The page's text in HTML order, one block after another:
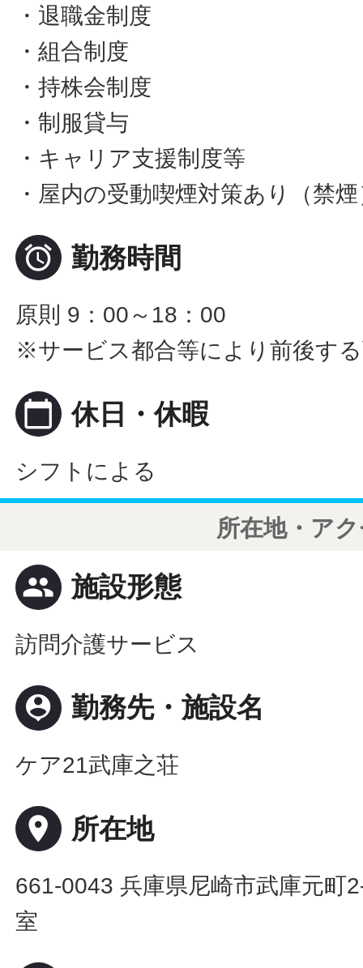
・退職金制度
・組合制度
・持株会制度
・制服貸与
・キャリア支援制度等
・屋内の受動喫煙対策あり（禁
 勤務時間
原則 9：00～18：00
※サービス都合等により前後す
calendar_today 休日・休暇
シフトによる
所在地・ア
people 施設形態
訪問介護サービス
person_pin 勤務先・施設名
ケア21武庫之荘
place 所在地
661-0043 兵庫県尼崎市武庫元町
室